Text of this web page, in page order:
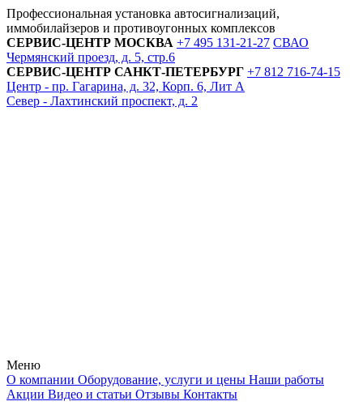
Профессиональная установка автосигнализаций,
иммобилайзеров и противоугонных комплексов
СЕРВИС-ЦЕНТР МОСКВА +7 495 131-21-27 СВАО
Чермянский проезд, д. 5, стр.6
СЕРВИС-ЦЕНТР САНКТ-ПЕТЕРБУРГ +7 812 716-74-15
Центр - пр. Гагарина, д. 32, Корп. 6, Лит А
Север - Лахтинский проспект, д. 2
Меню
О компании Оборудование, услуги и цены Наши работы
Акции Видео и статьи Отзывы Контакты